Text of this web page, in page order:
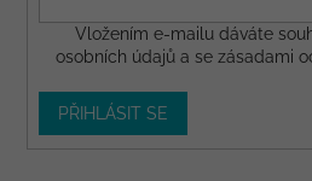
Vložením e-mailu dáváte
osobních údajů a se zásadami
PŘIHLÁSIT SE